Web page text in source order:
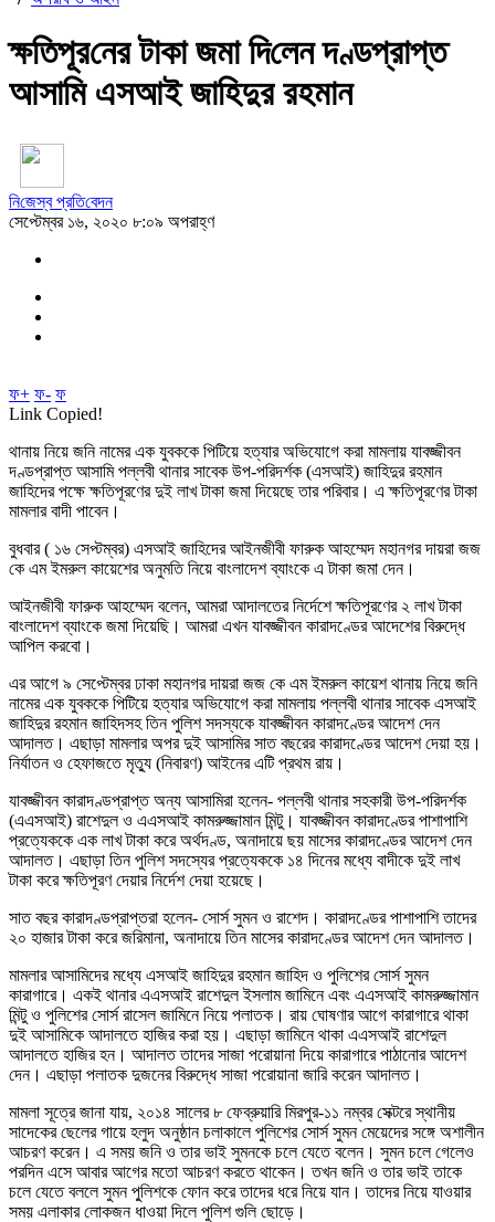
ক্ষ‌তিপূর‌নের টাকা জমা দি‌লেন দণ্ডপ্রাপ্ত
আসামি এসআই জাহিদুর রহমান
নি‌জেস্ব প্র‌তি‌বেদন
সেপ্টেম্বর ১৬, ২০২০ ৮:০৯ অপরাহ্ণ
ফ+ ফ- ফ
Link Copied!
থানায় নিয়ে জনি নামের এক যুবককে পিটিয়ে হত্যার অভিযোগে করা মামলায় যাবজ্জীবন
দণ্ডপ্রাপ্ত আসামি পল্লবী থানার সাবেক উপ-পরিদর্শক (এসআই) জাহিদুর রহমান
জাহিদের পক্ষে ক্ষতিপূরণের দুই লাখ টাকা জমা দিয়েছে তার পরিবার। এ ক্ষতিপূরণের টাকা
মামলার বাদী পাবেন।
বুধবার ( ১৬ সেপ্টম্বর) এসআই জাহিদের আইনজীবী ফারুক আহম্মেদ মহানগর দায়রা জজ
কে এম ইমরুল কায়েশের অনুমতি নিয়ে বাংলাদেশ ব্যাংকে এ টাকা জমা দেন।
আইনজীবী ফারুক আহম্মেদ বলেন, আমরা আদালতের নির্দেশে ক্ষতিপূরণের ২ লাখ টাকা
বাংলাদেশ ব্যাংকে জমা দিয়েছি। আমরা এখন যাবজ্জীবন কারাদণ্ডের আদেশের বিরুদ্ধে
আপিল করবো।
এর আগে ৯ সেপ্টেম্বর ঢাকা মহানগর দায়রা জজ কে এম ইমরুল কায়েশ থানায় নিয়ে জনি
নামের এক যুবককে পিটিয়ে হত্যার অভিযোগে করা মামলায় পল্লবী থানার সাবেক এসআই
জাহিদুর রহমান জাহিদসহ তিন পুলিশ সদস্যকে যাবজ্জীবন কারাদণ্ডের আদেশ দেন
আদালত। এছাড়া মামলার অপর দুই আসামির সাত বছরের কারাদণ্ডের আদেশ দেয়া হয়।
নির্যাতন ও হেফাজতে মৃত্যু (নিবারণ) আইনের এটি প্রথম রায়।
যাবজ্জীবন কারাদণ্ডপ্রাপ্ত অন্য আসামিরা হলেন- পল্লবী থানার সহকারী উপ-পরিদর্শক
(এএসআই) রাশেদুল ও এএসআই কামরুজ্জামান মিন্টু। যাবজ্জীবন কারাদণ্ডের পাশাপাশি
প্রত্যেককে এক লাখ টাকা করে অর্থদণ্ড, অনাদায়ে ছয় মাসের কারাদণ্ডের আদেশ দেন
আদালত। এছাড়া তিন পুলিশ সদস্যের প্রত্যেককে ১৪ দিনের মধ্যে বাদীকে দুই লাখ
টাকা করে ক্ষতিপূরণ দেয়ার নির্দেশ দেয়া হয়েছে।
সাত বছর কারাদণ্ডপ্রাপ্তরা হলেন- সোর্স সুমন ও রাশেদ। কারাদণ্ডের পাশাপাশি তাদের
২০ হাজার টাকা করে জরিমানা, অনাদায়ে তিন মাসের কারাদণ্ডের আদেশ দেন আদালত।
মামলার আসামিদের মধ্যে এসআই জাহিদুর রহমান জাহিদ ও পুলিশের সোর্স সুমন
কারাগারে। একই থানার এএসআই রাশেদুল ইসলাম জামিনে এবং এএসআই কামরুজ্জামান
মিন্টু ও পুলিশের সোর্স রাসেল জামিনে নিয়ে পলাতক। রায় ঘোষণার আগে কারাগারে থাকা
দুই আসামিকে আদালতে হাজির করা হয়। এছাড়া জামিনে থাকা এএসআই রাশেদুল
আদালতে হাজির হন। আদালত তাদের সাজা পরোয়ানা দিয়ে কারাগারে পাঠানোর আদেশ
দেন। এছাড়া পলাতক দুজনের বিরুদ্ধে সাজা পরোয়ানা জারি করেন আদালত।
মামলা সূত্রে জানা যায়, ২০১৪ সালের ৮ ফেব্রুয়ারি মিরপুর-১১ নম্বর সেক্টরে স্থানীয়
সাদেকের ছেলের গায়ে হলুদ অনুষ্ঠান চলাকালে পুলিশের সোর্স সুমন মেয়েদের সঙ্গে অশালীন
আচরণ করেন। এ সময় জনি ও তার ভাই সুমনকে চলে যেতে বলেন। সুমন চলে গেলেও
পরদিন এসে আবার আগের মতো আচরণ করতে থাকেন। তখন জনি ও তার ভাই তাকে
চলে যেতে বললে সুমন পু্লিশকে ফোন করে তাদের ধরে নিয়ে যান। তাদের নিয়ে যাওয়ার
সময় এলাকার লোকজন ধাওয়া দিলে পুলিশ গুলি ছোড়ে।